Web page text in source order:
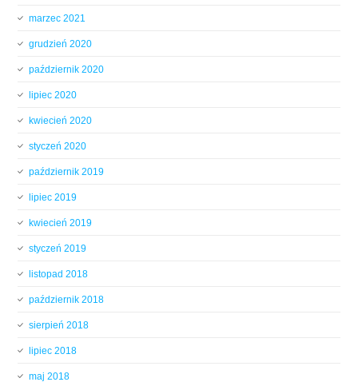
marzec 2021
grudzień 2020
październik 2020
lipiec 2020
kwiecień 2020
styczeń 2020
październik 2019
lipiec 2019
kwiecień 2019
styczeń 2019
listopad 2018
październik 2018
sierpień 2018
lipiec 2018
maj 2018